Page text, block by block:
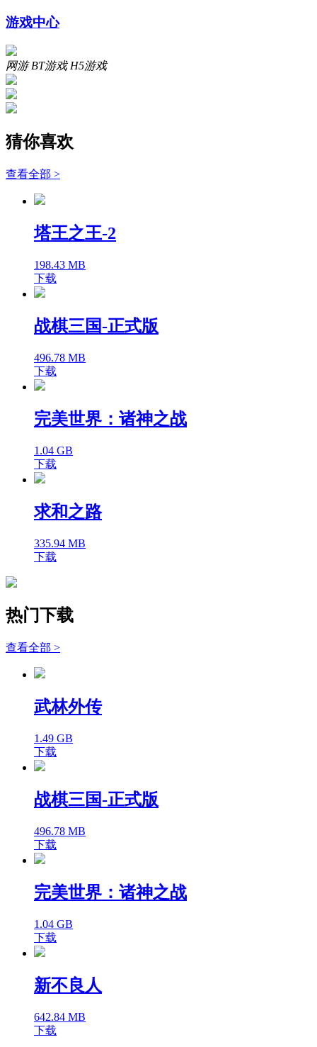
游戏中心
网游 BT游戏 H5游戏
猜你喜欢
查看全部 >
塔王之王-2
198.43 MB
下载
战棋三国-正式版
496.78 MB
下载
完美世界：诸神之战
1.04 GB
下载
求和之路
335.94 MB
下载
热门下载
查看全部 >
武林外传
1.49 GB
下载
战棋三国-正式版
496.78 MB
下载
完美世界：诸神之战
1.04 GB
下载
新不良人
642.84 MB
下载